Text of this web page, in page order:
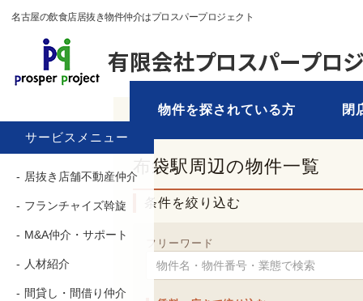
名古屋の飲食店居抜き物件仲介はプロスパープロジェクト
物件を探されている方 閉
布袋駅周辺の物件一覧
条件を絞り込む
フリーワード
サービスメニュー
居抜き店舗不動産仲介
フランチャイズ斡旋
M&A仲介・サポート
人材紹介
間貸し・間借り仲介